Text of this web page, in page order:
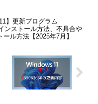
】更新プログラム
ンストール方法、不具合や
ール方法【2025年7月】